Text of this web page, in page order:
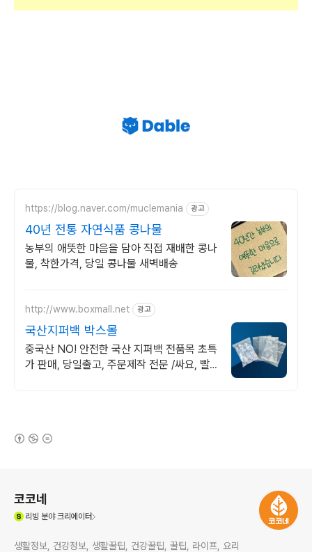
https://blog.naver.com/muclemania 광고
40년 전통 자연식품 콩나물
농부의 애뜻한 마음을 담아 직접 재배한 콩나
물, 착한가격, 당일 콩나물 새벽배송
http://www.boxmall.net 광고
국산지퍼백 박스몰
중국산 NO! 안전한 국산 지퍼백 전품목 초특
가 판매, 당일출고, 주문제작 전문 /싸요, 빨
코코네
리빙 분야 크리에이터
생활정보, 건강정보, 생활꿀팁, 건강꿀팁, 꿀팁, 라이프, 요리